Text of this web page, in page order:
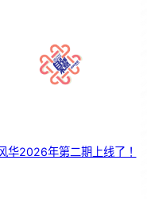
华2026年第二期上线了！